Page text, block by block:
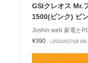
GSIクレオス Mr.
1500(ピンク) ビ
Joshin web 家電と
¥390
（2024/07/18